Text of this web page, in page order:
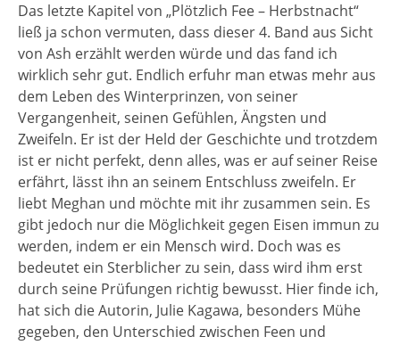
Das letzte Kapitel von „Plötzlich Fee – Herbstnacht“
ließ ja schon vermuten, dass dieser 4. Band aus Sicht
von Ash erzählt werden würde und das fand ich
wirklich sehr gut. Endlich erfuhr man etwas mehr aus
dem Leben des Winterprinzen, von seiner
Vergangenheit, seinen Gefühlen, Ängsten und
Zweifeln. Er ist der Held der Geschichte und trotzdem
ist er nicht perfekt, denn alles, was er auf seiner Reise
erfährt, lässt ihn an seinem Entschluss zweifeln. Er
liebt Meghan und möchte mit ihr zusammen sein. Es
gibt jedoch nur die Möglichkeit gegen Eisen immun zu
werden, indem er ein Mensch wird. Doch was es
bedeutet ein Sterblicher zu sein, dass wird ihm erst
durch seine Prüfungen richtig bewusst. Hier finde ich,
hat sich die Autorin, Julie Kagawa, besonders Mühe
gegeben, den Unterschied zwischen Feen und